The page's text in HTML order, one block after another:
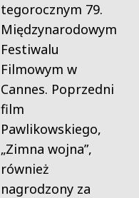
tegorocznym 79.
Międzynarodowym
Festiwalu
Filmowym w
Cannes. Poprzedni
film
Pawlikowskiego,
„Zimna wojna”,
również
nagrodzony za